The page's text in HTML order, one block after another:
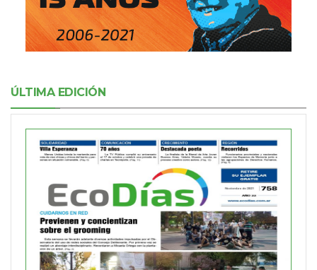
ÚLTIMA EDICIÓN